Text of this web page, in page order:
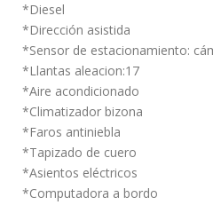
*Diesel
*Dirección asistida
*Sensor de estacionamiento:
*Llantas aleacion:17
*Aire acondicionado
*Climatizador bizona
*Faros antiniebla
*Tapizado de cuero
*Asientos eléctricos
*Computadora a bordo